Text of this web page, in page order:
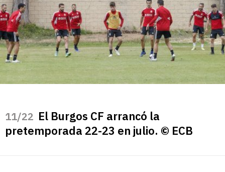
/22 El Burgos CF arrancó la
pretemporada 22-23 en julio. © ECB